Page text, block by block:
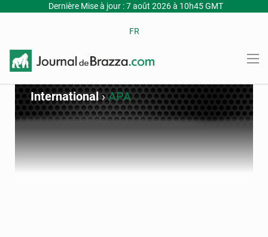
Dernière Mise à jour : 7 août 2026 à 10h45 GMT
FR
International›APA